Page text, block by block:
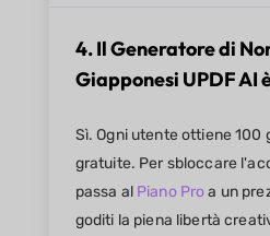
4. Il Generatore di
Giapponesi UPDF AI
Sì. Ogni utente ottiene 100
gratuite. Per sbloccare
passa al Piano Proa un
goditi la piena libertà